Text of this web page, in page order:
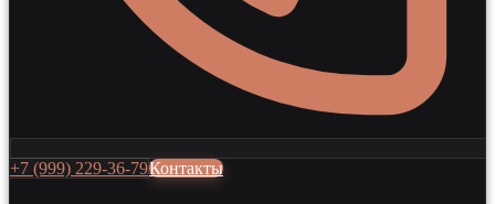
+7 (999) 229-36-79Контакты